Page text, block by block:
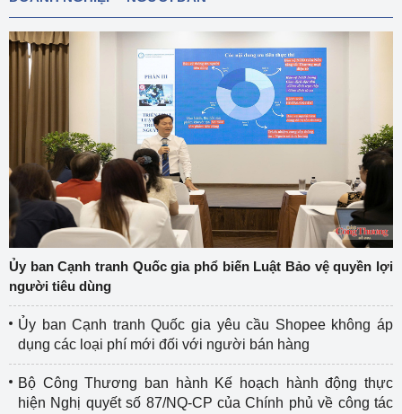
Ủy ban Cạnh tranh Quốc gia phổ biến Luật Bảo vệ quyền lợi
người tiêu dùng
Ủy ban Cạnh tranh Quốc gia yêu cầu Shopee không áp
dụng các loại phí mới đối với người bán hàng
Bộ Công Thương ban hành Kế hoạch hành động thực
hiện Nghị quyết số 87/NQ-CP của Chính phủ về công tác